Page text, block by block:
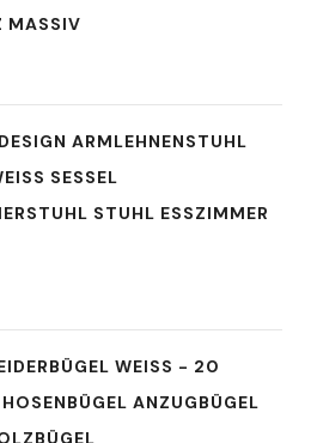
ARMLEHNENSTUHL
SESSEL E
STUHL ESSZIMMER W
WEISS - 20 S
ANZUGBÜGEL B